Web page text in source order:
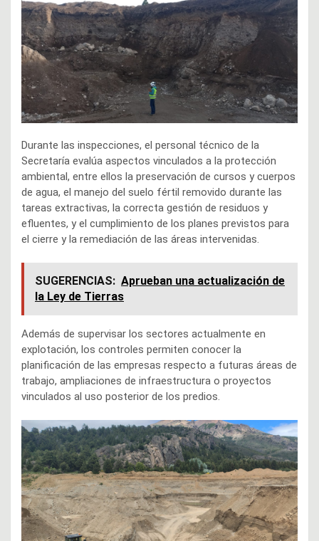
Durante las inspecciones, el personal técnico de la
Secretaría evalúa aspectos vinculados a la protección
ambiental, entre ellos la preservación de cursos y cuerpos
de agua, el manejo del suelo fértil removido durante las
tareas extractivas, la correcta gestión de residuos y
efluentes, y el cumplimiento de los planes previstos para
el cierre y la remediación de las áreas intervenidas.
SUGERENCIAS: Aprueban una actualización de
la Ley de Tierras
Además de supervisar los sectores actualmente en
explotación, los controles permiten conocer la
planificación de las empresas respecto a futuras áreas de
trabajo, ampliaciones de infraestructura o proyectos
vinculados al uso posterior de los predios.